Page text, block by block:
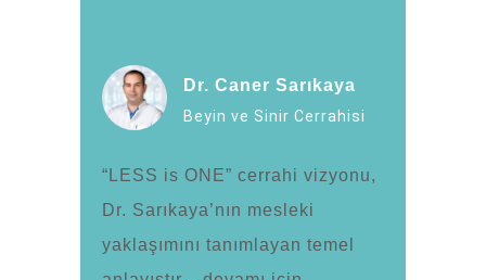
Dr. Caner Sarıkaya
Beyin ve Sinir Cerrahisi
“LESS is ONE” cerrahi vizyonu,
Dr. Sarıkaya’nın mesleki
yaklaşımını tanımlayan temel